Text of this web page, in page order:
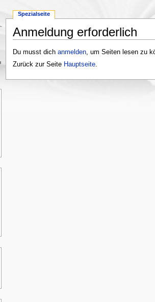
Anmeldung erforderlich
Du musst dich anmelden, um Seiten lesen zu
Zurück zur Seite Hauptseite.
Spezialseite